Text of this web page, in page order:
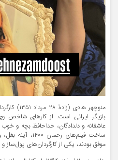
منوچهر هادی
بازیگر ایرانی است. از کارهای شاخص
عاشقانه و دلدادگان، خداحافظ بچه و
ساخت فیلم‌های
موفق بودند، یکی از کارگردان‌های پول‌ساز